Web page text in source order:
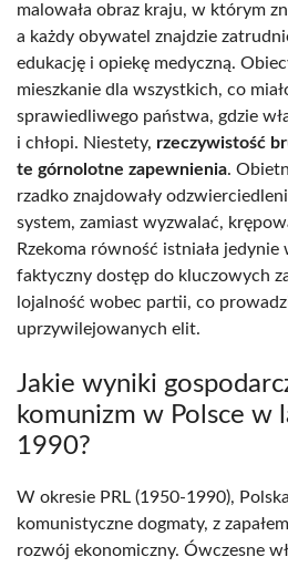
malowała obraz kraju, w którym
a każdy obywatel znajdzie
edukację i opiekę medyczną.
mieszkanie dla wszystkich, co
sprawiedliwego państwa, gdzie
i chłopi. Niestety, rzeczywistość
te górnolotne zapewnienia.
rzadko znajdowały
system, zamiast wyzwalać,
Rzekoma równość istniała
faktyczny dostęp do kluczowych
lojalność wobec partii, co
uprzywilejowanych elit.
Jakie wyniki
komunizm w Polsce w
1990?
W okresie PRL (1950-1990),
komunistyczne dogmaty, z
rozwój ekonomiczny. Ówczesne